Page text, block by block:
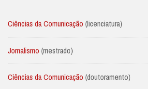
Ciências da Comunicação (licenciatura)
Jornalismo (mestrado)
Ciências da Comunicação (doutoramento)